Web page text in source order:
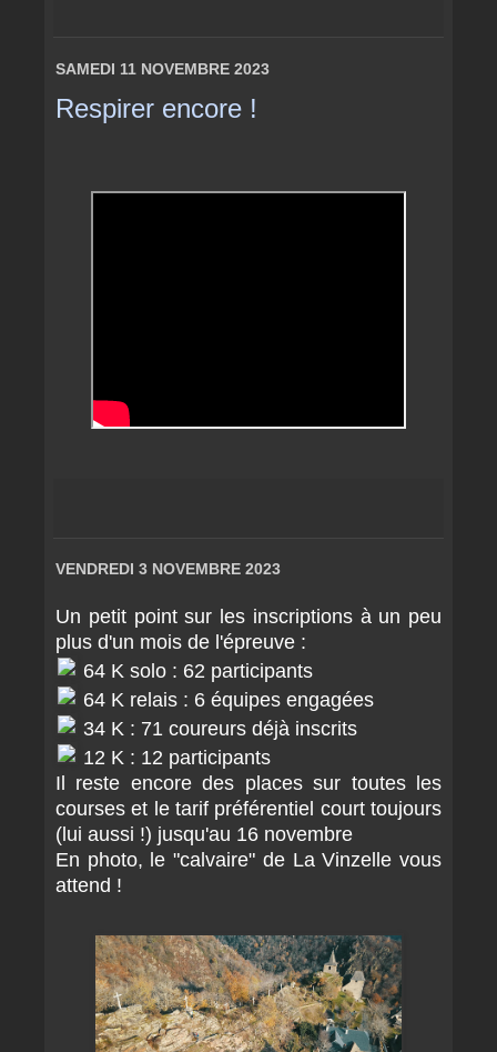
SAMEDI 11 NOVEMBRE 2023
Respirer encore !
VENDREDI 3 NOVEMBRE 2023
Un petit point sur les inscriptions à un peu
plus d'un mois de l'épreuve :
64 K solo : 62 participants
64 K relais : 6 équipes engagées
34 K : 71 coureurs déjà inscrits
12 K : 12 participants
Il reste encore des places sur toutes les
courses et le tarif préférentiel court toujours
(lui aussi !) jusqu'au 16 novembre
En photo, le "calvaire" de La Vinzelle vous
attend !